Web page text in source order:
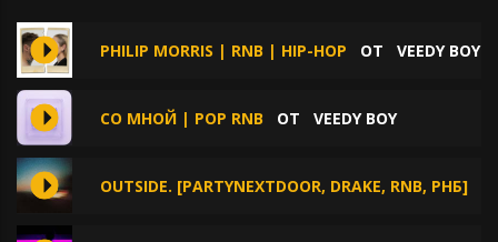
PHILIP MORRIS | RNB | HIP-HOP ОТ VEEDY BOY
СО МНОЙ | POP RNB ОТ VEEDY BOY
OUTSIDE. [PARTYNEXTDOOR, DRAKE, RNB, РНБ]